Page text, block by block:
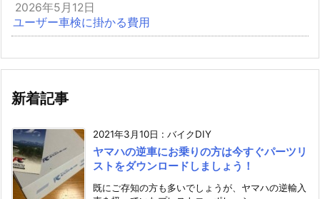
2026年5月12日
ユーザー車検に掛かる費用
新着記事
2021年3月10日 : バイクDIY
ヤマハの逆車にお乗りの方は今すぐパーツリ
ストをダウンロードしましょう！
既にご存知の方も多いでしょうが、ヤマハの逆輸入